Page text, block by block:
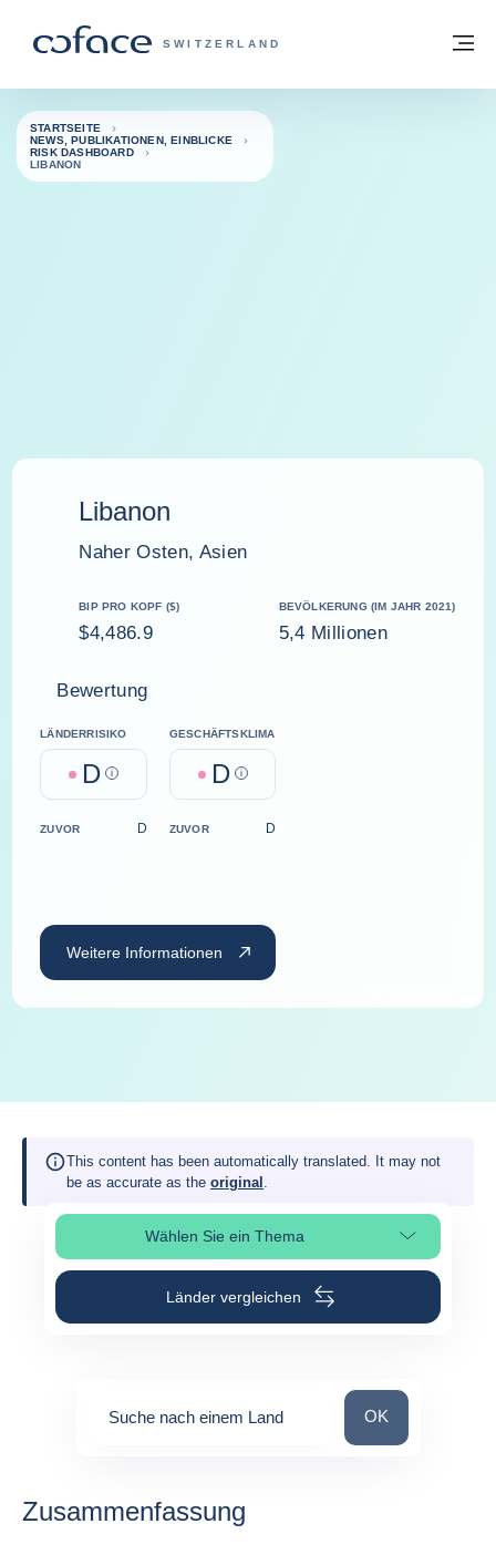
COFACE FOR TRADE - WEBSEITE DER
SWITZERLAND
Zurück zur Startseite
STARTSEITE
NEWS, PUBLIKATIONEN, EINBLICKE
RISK DASHBOARD
LIBANON
Libanon
Naher Osten, Asien
BIP PRO KOPF ($)
$4,486.9
BEVÖLKERUNG (IM JAHR 2021)
5,4 Millionen
Bewertung
LÄNDERRISIKO
D Help
GESCHÄFTSKLIMA
D Help
ZUVOR D ZUVOR D
Weitere Informationen
This content has been automatically translated. It may not
be as accurate as the original .
Wählen Sie ein ThemaSeitenabschnitt auswählen
Länder vergleichen
Suche nach einem Land Suche nach
OK
Zusammenfassung